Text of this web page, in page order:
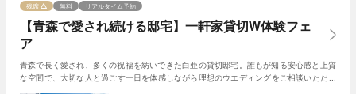
【青森で愛され続ける邸宅】一軒家貸切W体験フェ
ア
残席 無料 リアルタイム予約
青森で長く愛され、多くの祝福を紡いできた白亜の貸切邸宅。誰もが知る安心感と上質
な空間で、大切な人と過ごす一日を体感しながら理想のウエディングをご相談いただけ